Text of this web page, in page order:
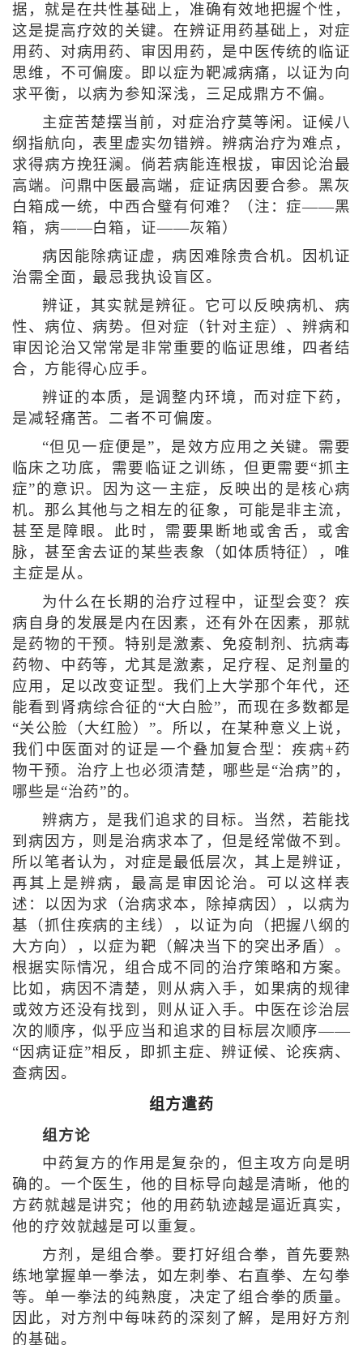
据，就是在共性基础上，准确有效地把握个性，
这是提高疗效的关键。在辨证用药基础上，对症
用药、对病用药、审因用药，是中医传统的临证
思维，不可偏废。即以症为靶减病痛，以证为向
求平衡，以病为参知深浅，三足成鼎方不偏。
主症苦楚摆当前，对症治疗莫等闲。证候八
纲指航向，表里虚实勿错辨。辨病治疗为难点，
求得病方挽狂澜。倘若病能连根拔，审因论治最
高端。问鼎中医最高端，症证病因要合参。黑灰
白箱成一统，中西合璧有何难？（注：症——黑
箱，病——白箱，证——灰箱）
病因能除病证虚，病因难除贵合机。因机证
治需全面，最忌我执设盲区。
辨证，其实就是辨征。它可以反映病机、病
性、病位、病势。但对症（针对主症）、辨病和
审因论治又常常是非常重要的临证思维，四者结
合，方能得心应手。
辨证的本质，是调整内环境，而对症下药，
是减轻痛苦。二者不可偏废。
“但见一症便是”，是效方应用之关键。需要
临床之功底，需要临证之训练，但更需要“抓主
症”的意识。因为这一主症，反映出的是核心病
机。那么其他与之相左的征象，可能是非主流，
甚至是障眼。此时，需要果断地或舍舌，或舍
脉，甚至舍去证的某些表象（如体质特征），唯
主症是从。
为什么在长期的治疗过程中，证型会变？疾
病自身的发展是内在因素，还有外在因素，那就
是药物的干预。特别是激素、免疫制剂、抗病毒
药物、中药等，尤其是激素，足疗程、足剂量的
应用，足以改变证型。我们上大学那个年代，还
能看到肾病综合征的“大白脸”，而现在多数都是
“关公脸（大红脸）”。所以，在某种意义上说，
我们中医面对的证是一个叠加复合型：疾病+药
物干预。治疗上也必须清楚，哪些是“治病”的，
哪些是“治药”的。
辨病方，是我们追求的目标。当然，若能找
到病因方，则是治病求本了，但是经常做不到。
所以笔者认为，对症是最低层次，其上是辨证，
再其上是辨病，最高是审因论治。可以这样表
述：以因为求（治病求本，除掉病因），以病为
基（抓住疾病的主线），以证为向（把握八纲的
大方向），以症为靶（解决当下的突出矛盾）。
根据实际情况，组合成不同的治疗策略和方案。
比如，病因不清楚，则从病入手，如果病的规律
或效方还没有找到，则从证入手。中医在诊治层
次的顺序，似乎应当和追求的目标层次顺序——
“因病证症”相反，即抓主症、辨证候、论疾病、
查病因。
组方遣药
组方论
中药复方的作用是复杂的，但主攻方向是明
确的。一个医生，他的目标导向越是清晰，他的
方药就越是讲究；他的用药轨迹越是逼近真实，
他的疗效就越是可以重复。
方剂，是组合拳。要打好组合拳，首先要熟
练地掌握单一拳法，如左刺拳、右直拳、左勾拳
等。单一拳法的纯熟度，决定了组合拳的质量。
因此，对方剂中每味药的深刻了解，是用好方剂
的基础。